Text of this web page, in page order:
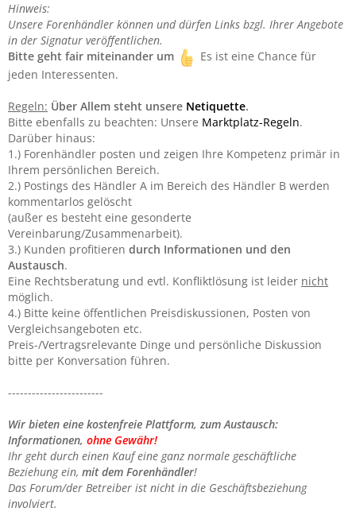
Hinweis:
Unsere Forenhändler können und dürfen Links bzgl. Ihrer Angebote
in der Signatur veröffentlichen.
Bitte geht fair miteinander um
Es ist eine Chance für
jeden Interessenten.
Regeln: Über Allem steht unsere Netiquette.
Bitte ebenfalls zu beachten: Unsere Marktplatz-Regeln.
Darüber hinaus:
1.) Forenhändler posten und zeigen Ihre Kompetenz primär in
Ihrem persönlichen Bereich.
2.) Postings des Händler A im Bereich des Händler B werden
kommentarlos gelöscht
(außer es besteht eine gesonderte
Vereinbarung/Zusammenarbeit).
3.) Kunden profitieren durch Informationen und den
Austausch.
Eine Rechtsberatung und evtl. Konfliktlösung ist leider nicht
möglich.
4.) Bitte keine öffentlichen Preisdiskussionen, Posten von
Vergleichsangeboten etc.
Preis-/Vertragsrelevante Dinge und persönliche Diskussion
bitte per Konversation führen.
------------------------
Wir bieten eine kostenfreie Plattform, zum Austausch:
Informationen, ohne Gewähr!
Ihr geht durch einen Kauf eine ganz normale geschäftliche
Beziehung ein, mit dem Forenhändler!
Das Forum/der Betreiber ist nicht in die Geschäftsbeziehung
involviert.